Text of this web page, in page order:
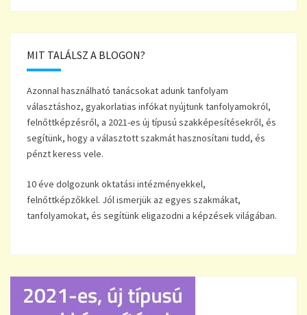
MIT TALÁLSZ A BLOGON?
Azonnal használható tanácsokat adunk tanfolyam
választáshoz, gyakorlatias infókat nyújtunk tanfolyamokról,
felnőttképzésről, a 2021-es új típusú szakképesítésekről, és
segítünk, hogy a választott szakmát hasznosítani tudd, és
pénzt keress vele.
10 éve dolgozunk oktatási intézményekkel,
felnőttképzőkkel. Jól ismerjük az egyes szakmákat,
tanfolyamokat, és segítünk eligazodni a képzések világában.